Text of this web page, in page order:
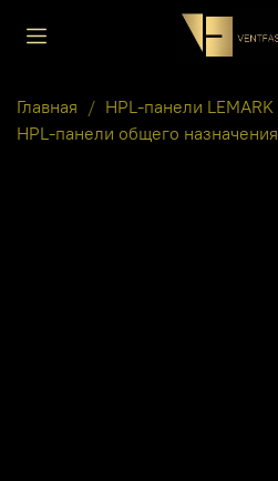
Главная
HPL-панели LEMARK
HPL-панели общего назначения